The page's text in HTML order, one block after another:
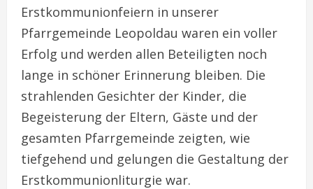
Erstkommunionfeiern in unserer
Pfarrgemeinde Leopoldau waren ein voller
Erfolg und werden allen Beteiligten noch
lange in schöner Erinnerung bleiben. Die
strahlenden Gesichter der Kinder, die
Begeisterung der Eltern, Gäste und der
gesamten Pfarrgemeinde zeigten, wie
tiefgehend und gelungen die Gestaltung der
Erstkommunionliturgie war.